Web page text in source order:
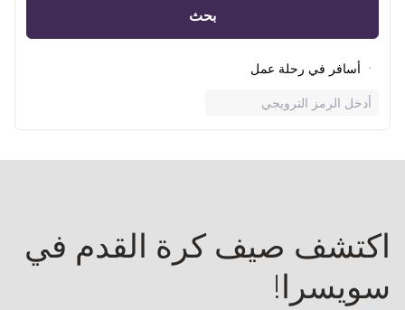
بحث
أسافر في رحلة عمل
أدخل الرمز الترويجي
اكتشف صيف كرة القدم في
سويسرا!